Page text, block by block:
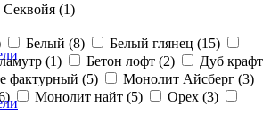
Секвойя (1)
Белый (8) Белый глянец (15)
(1) Бетон лофт (2)
Дуб крафт
фактурный (5) Монолит Айсберг (3)
) Монолит найт (5) Орех (3)